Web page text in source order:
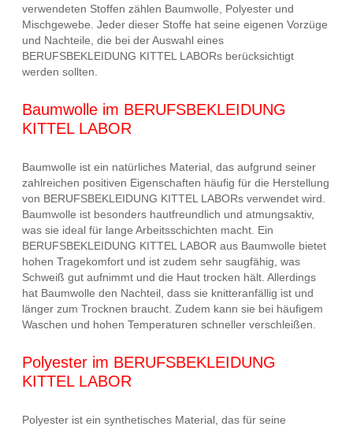
verwendeten Stoffen zählen Baumwolle, Polyester und
Mischgewebe. Jeder dieser Stoffe hat seine eigenen Vorzüge
und Nachteile, die bei der Auswahl eines
BERUFSBEKLEIDUNG KITTEL LABORs berücksichtigt
werden sollten.
Baumwolle im BERUFSBEKLEIDUNG
KITTEL LABOR
Baumwolle ist ein natürliches Material, das aufgrund seiner
zahlreichen positiven Eigenschaften häufig für die Herstellung
von BERUFSBEKLEIDUNG KITTEL LABORs verwendet wird.
Baumwolle ist besonders hautfreundlich und atmungsaktiv,
was sie ideal für lange Arbeitsschichten macht. Ein
BERUFSBEKLEIDUNG KITTEL LABOR aus Baumwolle bietet
hohen Tragekomfort und ist zudem sehr saugfähig, was
Schweiß gut aufnimmt und die Haut trocken hält. Allerdings
hat Baumwolle den Nachteil, dass sie knitteranfällig ist und
länger zum Trocknen braucht. Zudem kann sie bei häufigem
Waschen und hohen Temperaturen schneller verschleißen.
Polyester im BERUFSBEKLEIDUNG
KITTEL LABOR
Polyester ist ein synthetisches Material, das für seine